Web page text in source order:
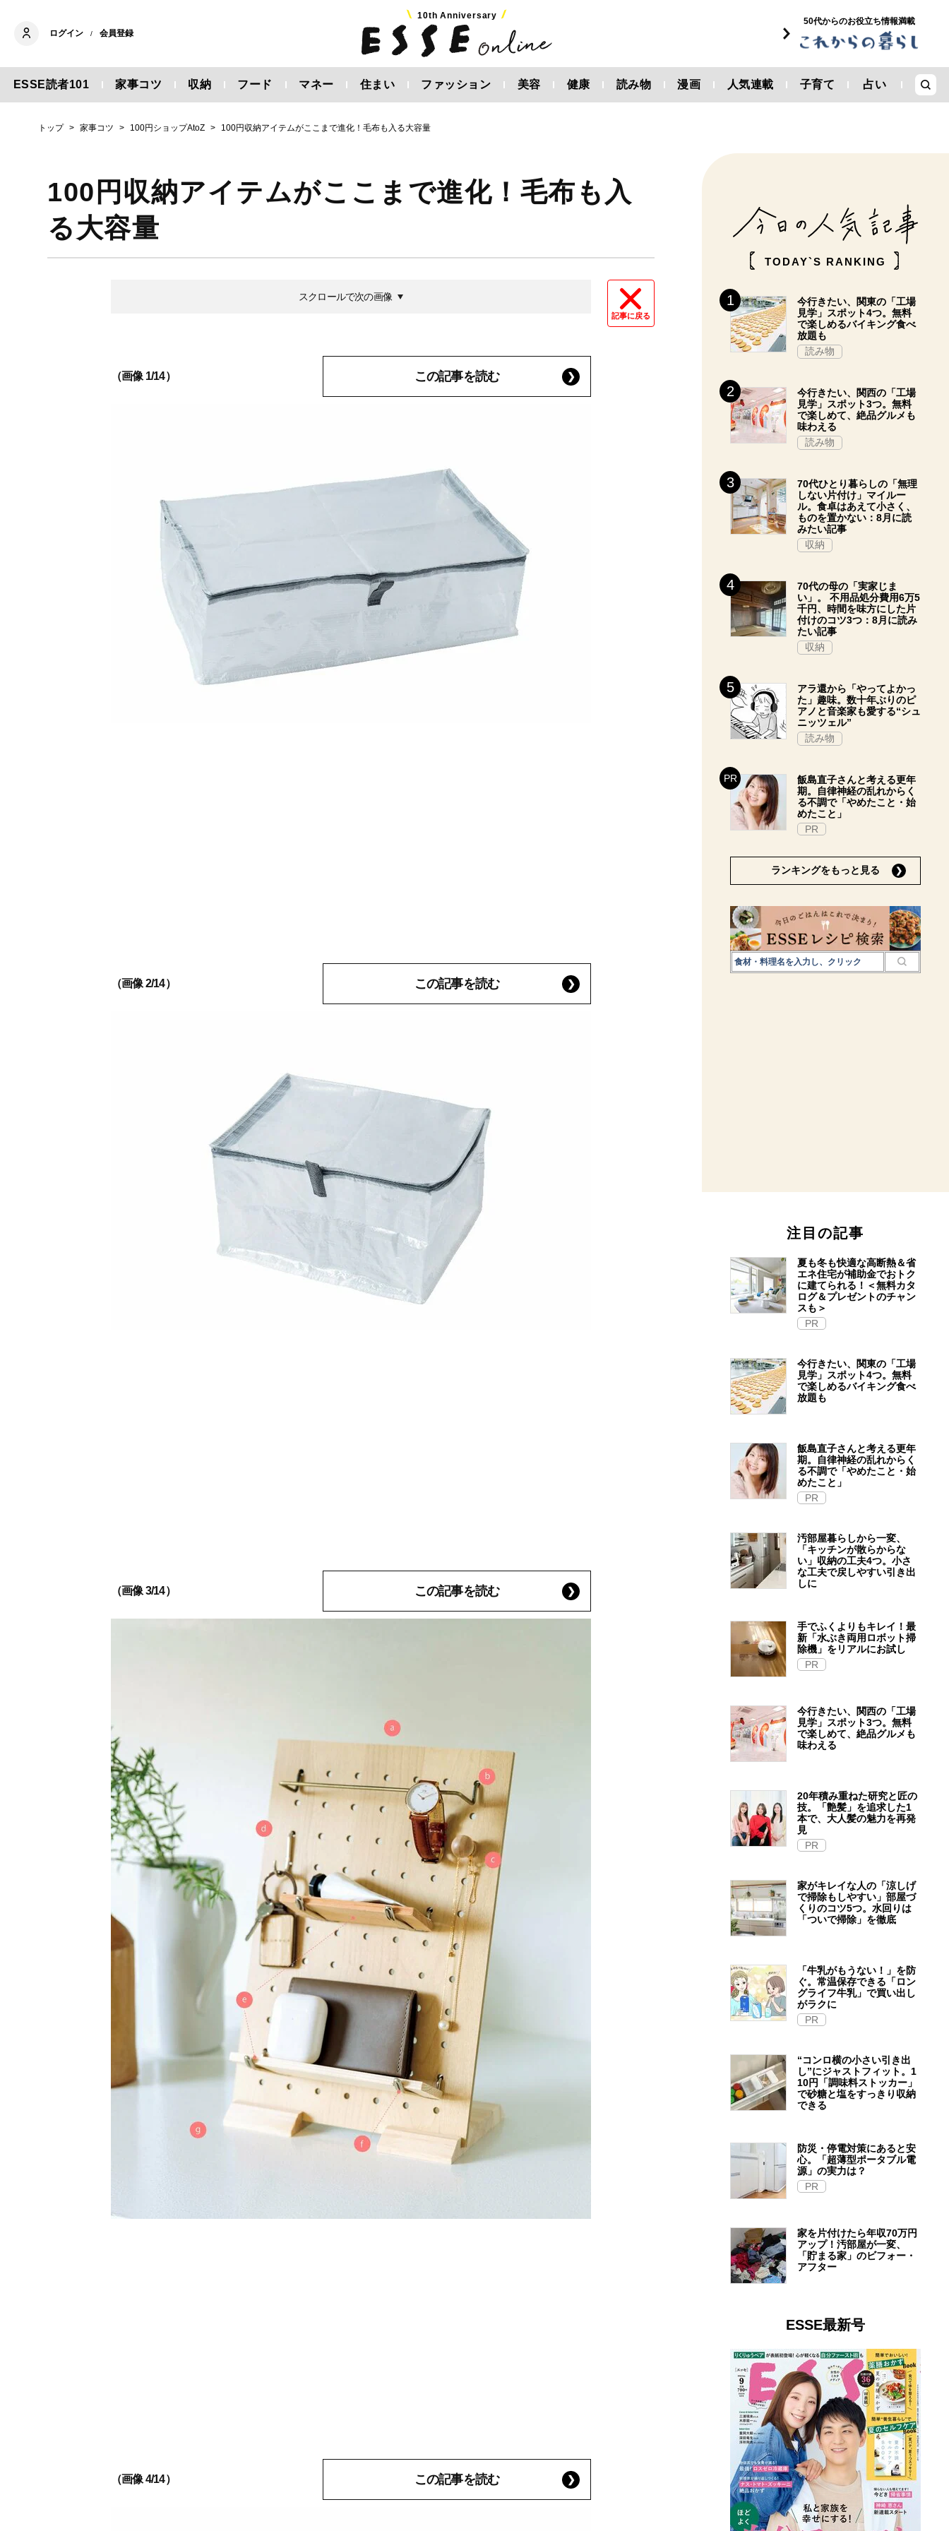
ログイン / 会員登録
10th Anniversary
50代からのお役立ち情報満載
ESSE読者101 家事コツ 収納 フード マネー 住まい ファッション 美容 健康 読み物 漫画 人気連載 子育て 占い
トップ 家事コツ 100円ショップAtoZ 100円収納アイテムがここまで進化！毛布も入る大容量
100円収納アイテムがここまで進化！毛布も入
る大容量
記事に戻る
スクロールで次の画像
（画像 1/14） この記事を読む
（画像 2/14） この記事を読む
（画像 3/14） この記事を読む
（画像 4/14） この記事を読む
TODAY`S RANKING
今行きたい、関東の「工場
見学」スポット4つ。無料
で楽しめるバイキング食べ
放題も
読み物
今行きたい、関西の「工場
見学」スポット3つ。無料
で楽しめて、絶品グルメも
味わえる
読み物
70代ひとり暮らしの「無理
しない片付け」マイルー
ル。食卓はあえて小さく、
ものを置かない：8月に読
みたい記事
収納
70代の母の「実家じま
い」。 不用品処分費用6万5
千円、時間を味方にした片
付けのコツ3つ：8月に読み
たい記事
収納
アラ還から「やってよかっ
た」趣味。数十年ぶりのピ
アノと音楽家も愛する“シュ
ニッツェル”
読み物
飯島直子さんと考える更年
期。自律神経の乱れからく
る不調で「やめたこと・始
めたこと」
PR
ランキングをもっと見る
注目の記事
夏も冬も快適な高断熱＆省
エネ住宅が補助金でおトク
に建てられる！＜無料カタ
ログ＆プレゼントのチャン
スも＞
PR
今行きたい、関東の「工場
見学」スポット4つ。無料
で楽しめるバイキング食べ
放題も
飯島直子さんと考える更年
期。自律神経の乱れからく
る不調で「やめたこと・始
めたこと」
PR
汚部屋暮らしから一変、
「キッチンが散らからな
い」収納の工夫4つ。小さ
な工夫で戻しやすい引き出
しに
手でふくよりもキレイ！最
新「水ぶき両用ロボット掃
除機」をリアルにお試し
PR
今行きたい、関西の「工場
見学」スポット3つ。無料
で楽しめて、絶品グルメも
味わえる
20年積み重ねた研究と匠の
技。「艶髪」を追求した1
本で、大人髪の魅力を再発
見
PR
家がキレイな人の「涼しげ
で掃除もしやすい」部屋づ
くりのコツ5つ。水回りは
「ついで掃除」を徹底
「牛乳がもうない！」を防
ぐ。常温保存できる「ロン
グライフ牛乳」で買い出し
がラクに
PR
“コンロ横の小さい引き出
し”にジャストフィット。1
10円「調味料ストッカー」
で砂糖と塩をすっきり収納
できる
防災・停電対策にあると安
心。「超薄型ポータブル電
源」の実力は？​
PR
家を片付けたら年収70万円
アップ！汚部屋が一変、
「貯まる家」のビフォー・
アフター
ESSE最新号